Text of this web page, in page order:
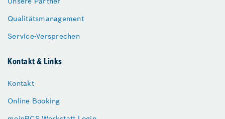
Qualitätsmanagement
Service-Versprechen
Kontakt & Links
Kontakt
Online Booking